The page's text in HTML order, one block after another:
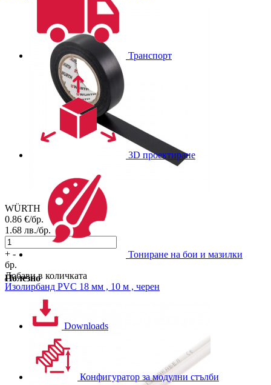
WÜRTH
0.86 €/бр.
1.68 лв./бр.
+ -
бр.
Добави в количката
Изолирбанд PVC 18 мм , 10 м , черен
Транспорт
3D проектиране
Тониране на бои и мазилки
Полезно
Downloads
Конфигуратор за модулни стълби